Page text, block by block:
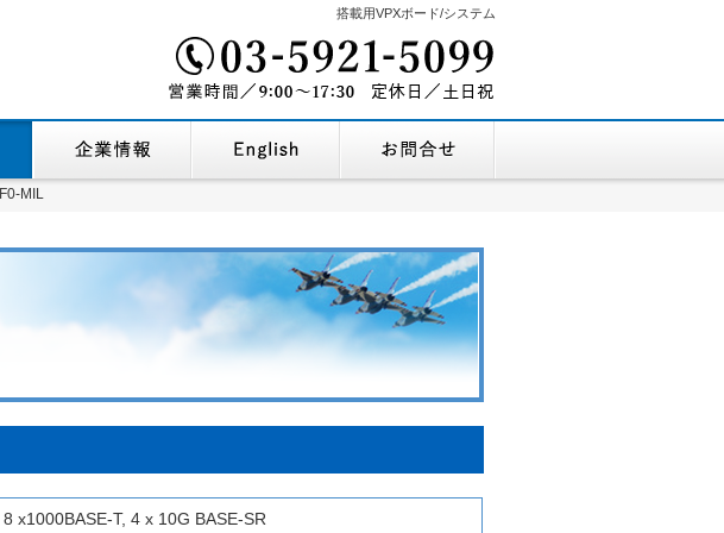
MIL
搭載用VPXボード/システム
8 x1000BASE-T, 4 x 10G BASE-SR
MIL